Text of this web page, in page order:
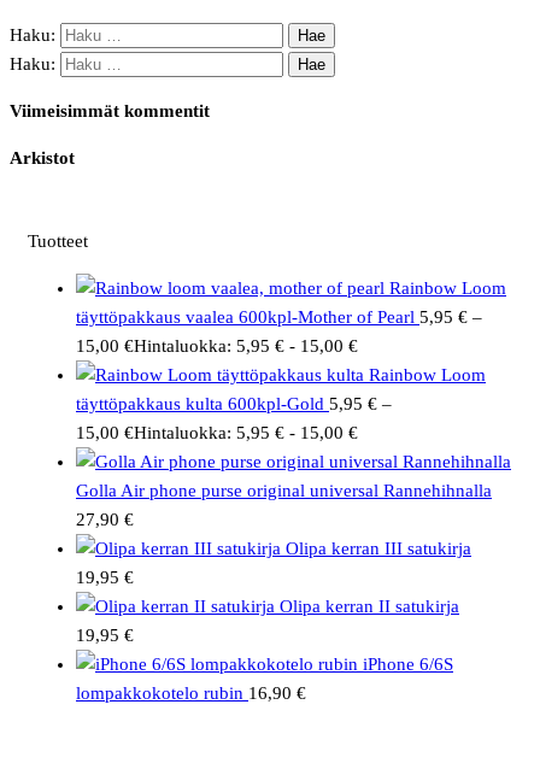
Haku:
Haku:
Viimeisimmät kommentit
Arkistot
Tuotteet
Rainbow Loom
täyttöpakkaus vaalea 600kpl-Mother of Pearl 5,95 € –
15,00 €Hintaluokka: 5,95 € - 15,00 €
Rainbow Loom
täyttöpakkaus kulta 600kpl-Gold 5,95 € –
15,00 €Hintaluokka: 5,95 € - 15,00 €
Golla Air phone purse original universal Rannehihnalla
27,90 €
Olipa kerran III satukirja
19,95 €
Olipa kerran II satukirja
19,95 €
iPhone 6/6S
lompakkokotelo rubin 16,90 €